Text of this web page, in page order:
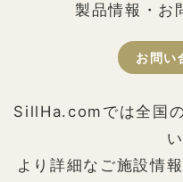
製品情報・お
お問い
SillHa.comでは全国
より詳細なご施設情